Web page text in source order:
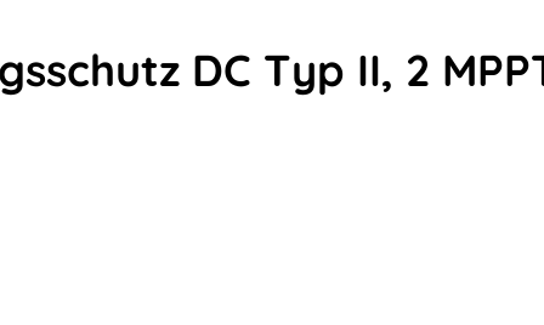
DC Typ II, 2